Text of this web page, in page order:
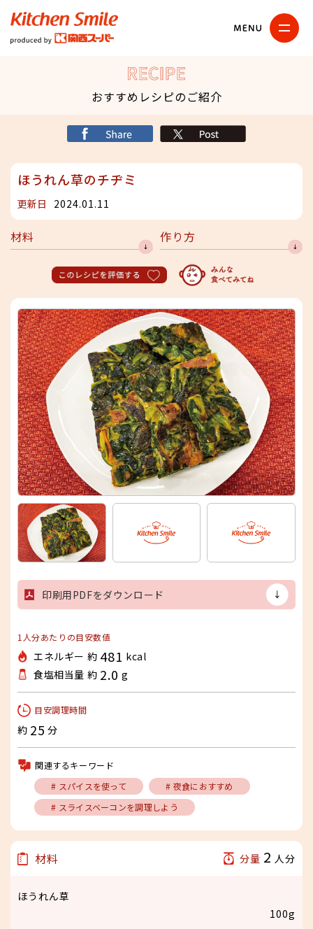
キッチンスマイル
おすすめレシピのご紹介
ほうれん草のチヂミ
更新日 2024.01.11
材料 作り方
印刷用PDFをダウンロード
1人分あたりの目安数値
エネルギー 約 481 kcal
食塩相当量 約 2.0 g
目安調理時間
約 25 分
関連するキーワード
# スパイスを使って
# 夜食におすすめ
# スライスベーコンを調理しよう
材料 分量 2 人分
ほうれん草
100g